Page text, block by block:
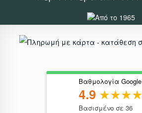
Βαθμολογία Google
4.9
Βασισμένο σε 36